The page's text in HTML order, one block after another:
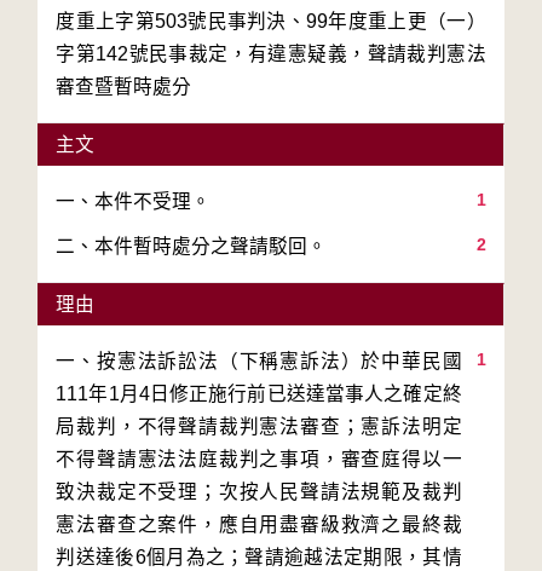
度重上字第503號民事判決、99年度重上更（一）
字第142號民事裁定，有違憲疑義，聲請裁判憲法
審查暨暫時處分
主文
1
2
二、本件暫時處分之聲請駁回。
理由
1
一、按憲法訴訟法（下稱憲訴法）於中華民國
111年1月4日修正施行前已送達當事人之確定終
局裁判，不得聲請裁判憲法審查；憲訴法明定
不得聲請憲法法庭裁判之事項，審查庭得以一
致決裁定不受理；次按人民聲請法規範及裁判
憲法審查之案件，應自用盡審級救濟之最終裁
判送達後6個月為之；聲請逾越法定期限，其情